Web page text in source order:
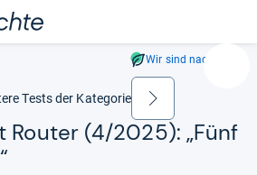
Wir sind nachhaltig
(4/2025): „Fünf
Tests der Kategorie weiter